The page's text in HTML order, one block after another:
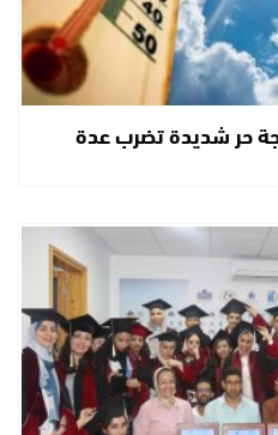
حر شديدة تضرب عدة